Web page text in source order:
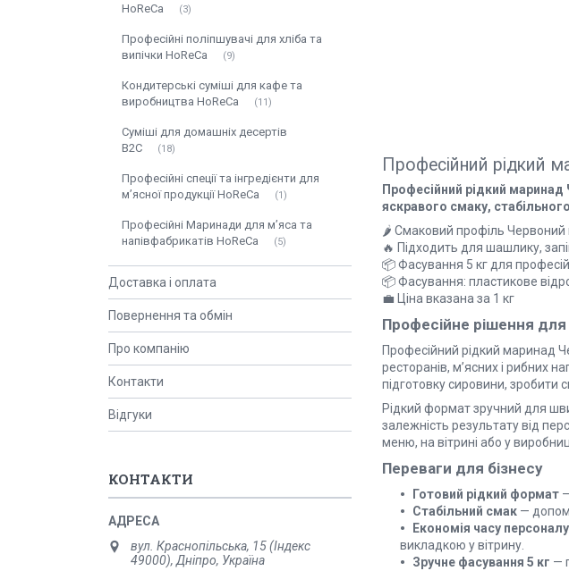
Професійний рідкий
Професійний рідкий маринад
яскравого смаку,
🌶️ Смаковий профіль Червоний
🔥 Підходить для шашлику,
📦 Фасування 5 кг для
📦 Фасування: пластикове
💼 Ціна вказана за 1 кг
Професійне рішення
Професійний рідкий маринад
ресторанів, м’ясних і рибних
підготовку сировини, зробити
Рідкий формат зручний для
залежність результату від
меню, на вітрині або у
Переваги для бізнесу
Готовий рідкий формат
Стабільний смак —
Економія часу персоналу
викладкою у вітрину.
Зручне фасування 5 кг —
HoReCa
3
Професійні поліпшувачі для хліба та
випічки HoReCa
9
Кондитерські суміші для кафе та
виробництва HoReCa
11
Суміші для домашніх десертів
B2C
18
Професійні спеції та інгредієнти для
м’ясної продукції HoReCa
1
Професійні Маринади для м’яса та
напівфабрикатів HoReCa
5
Доставка і оплата
Повернення та обмін
Про компанію
Контакти
Відгуки
КОНТАКТИ
вул. Краснопільська, 15 (Індекс
49000), Дніпро, Україна